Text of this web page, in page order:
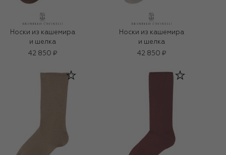
Носки из кашемира
и шелка
42 850 ₽
Носки из кашемира
и шелка
42 850 ₽